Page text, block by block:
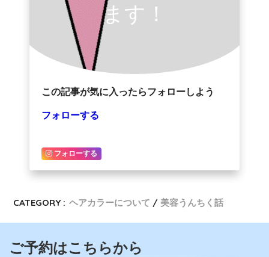
ます！
この記事が気に入ったらフォローしよう
フォローする
フォローする
CATEGORY : ヘアカラーについて 美容うんちく話
ご予約はこちらから